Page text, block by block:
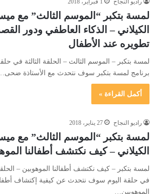
راديو النجاح 1 فبراير، 2018
لمسة بتكبر “الموسم الثالث” مع
الكيلاني – الذكاء العاطفي ودور
تطويره عند الأطفال
لمسة بتكبر – الموسم الثالث – الحلقة الثالثة في
برنامج لمسة بتكبر سوف نتحدث مع الأستاذة
أكمل القراءة »
راديو النجاح 27 يناير، 2018
لمسة بتكبر “الموسم الثالث” مع
الكيلاني – كيف نكتشف أطفالنا
لمسة بتكبر – كيف نكتشف أطفالنا الموهوبين – الحلقة
في حلقة اليوم سوف نتحدث عن كيفية إكتشاف
الموهوبين…